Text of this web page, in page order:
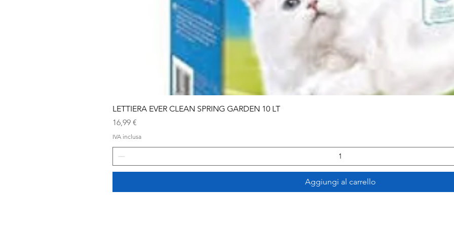
LETTIERA EVER CLEAN SPRING GARDEN 10 LT
Prezzo
16,99 €
IVA inclusa
Aggiungi al carrello